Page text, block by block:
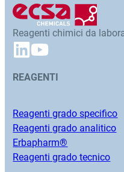
Reagenti chimici da
REAGENTI
Reagenti grado specifico
Reagenti grado analitico
Erbapharm®
Reagenti grado tecnico